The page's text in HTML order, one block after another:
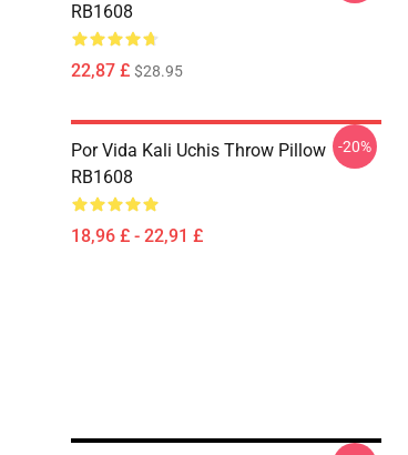
RB1608
22,87 £ $28.95
Por Vida Kali Uchis Throw Pillow
RB1608
18,96 £ - 22,91 £
-20%